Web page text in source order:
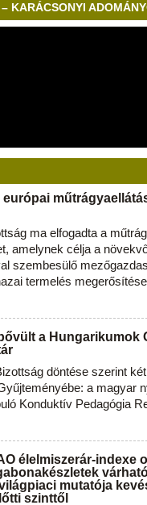
KARÁCSONYI
európai
ma elfogadta a
amelynek célja a
szembesülő
termelés
a Hungarikumok
döntése szerint
a magyar
Konduktív Pedagógia
élelmiszerár-indexe
mutatója
szinttől